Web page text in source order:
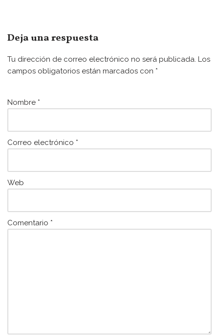
e
b
o
k
er l
s
A
p
Deja una respuesta
Tu dirección de correo electrónico no será publicada. Los
campos obligatorios están marcados con *
Nombre *
Correo electrónico *
Web
Comentario *